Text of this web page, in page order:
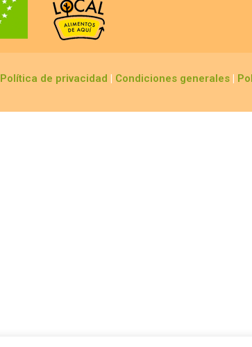
Política de privacidad | Condiciones generales|